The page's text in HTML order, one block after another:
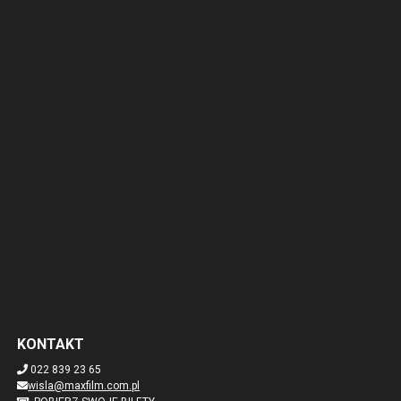
KONTAKT
022 839 23 65
wisla@maxfilm.com.pl